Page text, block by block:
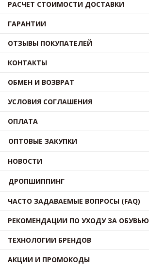
РАСЧЕТ СТОИМОСТИ ДОСТАВКИ
ГАРАНТИИ
ОТЗЫВЫ ПОКУПАТЕЛЕЙ
КОНТАКТЫ
ОБМЕН И ВОЗВРАТ
УСЛОВИЯ СОГЛАШЕНИЯ
ОПЛАТА
ОПТОВЫЕ ЗАКУПКИ
НОВОСТИ
ДРОПШИППИНГ
ЧАСТО ЗАДАВАЕМЫЕ ВОПРОСЫ (FAQ)
РЕКОМЕНДАЦИИ ПО УХОДУ ЗА ОБУВЬЮ
ТЕХНОЛОГИИ БРЕНДОВ
АКЦИИ И ПРОМОКОДЫ